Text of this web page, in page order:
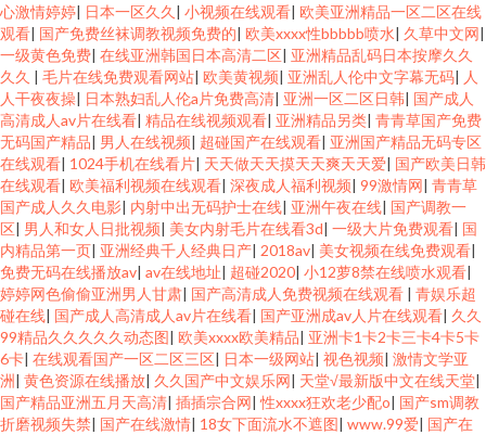
心激情婷婷| 日本一区久久 | 小视频在线观看| 欧美亚洲精品一区二区在线
观看| 国产免费丝袜调教视频免费的| 欧美xxxx性bbbbb喷水| 久草中文网|
一级黄色免费| 在线亚洲韩国日本高清二区| 亚洲精品乱码日本按摩久久
久久 | 毛片在线免费观看网站| 欧美黄视频| 亚洲乱人伦中文字幕无码| 人
人干夜夜操| 日本熟妇乱人伦a片免费高清| 亚洲一区二区日韩| 国产成人
高清成人av片在线看| 精品在线视频观看| 亚洲精品另类| 青青草国产免费
无码国产精品| 男人在线视频| 超碰国产在线观看| 亚洲国产精品无码专区
在线观看| 1024手机在线看片| 天天做天天摸天天爽天天爱| 国产欧美日韩
在线观看| 欧美福利视频在线观看| 深夜成人福利视频| 99激情网| 青青草
国产成人久久电影| 内射中出无码护士在线| 亚洲午夜在线| 国产调教一
区| 男人和女人日批视频| 美女内射毛片在线看3d| 一级大片免费观看| 国
内精品第一页| 亚洲经典千人经典日产| 2018av| 美女视频在线免费观看|
免费无码在线播放av| av在线地址| 超碰2020| 小12萝8禁在线喷水观看|
婷婷网色偷偷亚洲男人甘肃| 国产高清成人免费视频在线观看 | 青娱乐超
碰在线| 国产成人高清成人av片在线看| 国产亚洲成av人片在线观看| 久久
99精品久久久久久动态图| 欧美xxxx欧美精品| 亚洲卡1卡2卡三卡4卡5卡
6卡| 在线观看国产一区二区三区| 日本一级网站| 视色视频| 激情文学亚
洲| 黄色资源在线播放| 久久国产中文娱乐网| 天堂√最新版中文在线天堂|
国产精品亚洲五月天高清| 插插宗合网|性xxxx狂欢老少配o| 国产sm调教
折磨视频失禁| 国产在线激情| 18女下面流水不遮图| www.99爱| 国产在